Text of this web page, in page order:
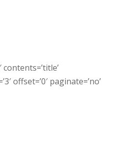
contents=’title’
offset=’0′ paginate=’no’